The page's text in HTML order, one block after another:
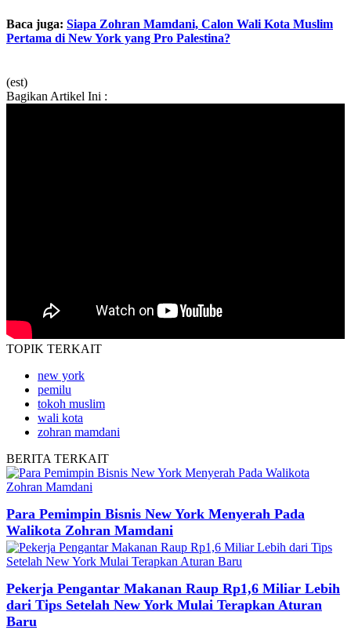
Baca juga: Siapa Zohran Mamdani, Calon Wali Kota Muslim
Pertama di New York yang Pro Palestina?
(est)
Bagikan Artikel Ini :
TOPIK TERKAIT
new york
pemilu
tokoh muslim
wali kota
zohran mamdani
BERITA TERKAIT
Para Pemimpin Bisnis New York Menyerah Pada
Walikota Zohran Mamdani
Pekerja Pengantar Makanan Raup Rp1,6 Miliar Lebih
dari Tips Setelah New York Mulai Terapkan Aturan
Baru